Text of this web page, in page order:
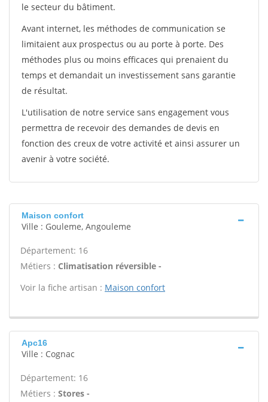
le secteur du bâtiment.
Avant internet, les méthodes de communication se
limitaient aux prospectus ou au porte à porte. Des
méthodes plus ou moins efficaces qui prenaient du
temps et demandait un investissement sans garantie
de résultat.
L'utilisation de notre service sans engagement vous
permettra de recevoir des demandes de devis en
fonction des creux de votre activité et ainsi assurer un
avenir à votre société.
Maison confort
Ville : Gouleme, Angouleme
Département: 16
Métiers : Climatisation réversible -
Voir la fiche artisan : Maison confort
Apc16
Ville : Cognac
Département: 16
Métiers : Stores -